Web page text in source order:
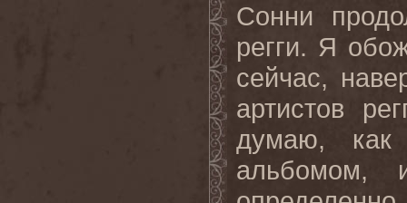
Сонни
регги. Я
сейчас,
артистов
думаю,
альбомом,